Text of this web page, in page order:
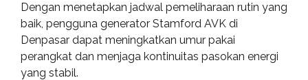
Dengan menetapkan jadwal pemeliharaan rutin yang
baik, pengguna generator Stamford AVK di
Denpasar dapat meningkatkan umur pakai
perangkat dan menjaga kontinuitas pasokan energi
yang stabil.